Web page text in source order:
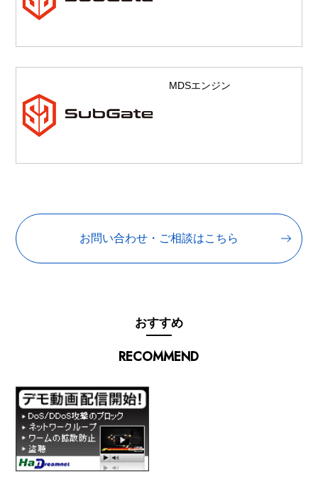
MDSエンジン
お問い合わせ・ご相談はこちら
RECOMMEND
おすすめ